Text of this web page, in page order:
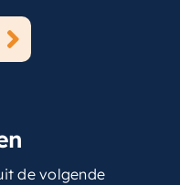
de volgende